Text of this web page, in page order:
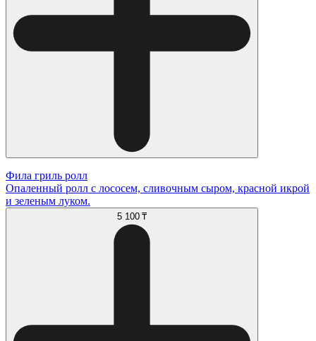
Фила гриль ролл
Опаленный ролл с лососем, сливочным сыром, красной икрой
и зеленым луком.
5 100 ₸